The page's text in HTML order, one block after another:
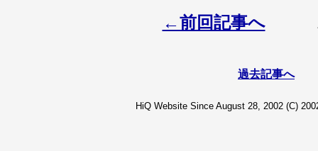
←前回記事へ
過去記事へ
HiQ Website Since August 28, 2002 (C)